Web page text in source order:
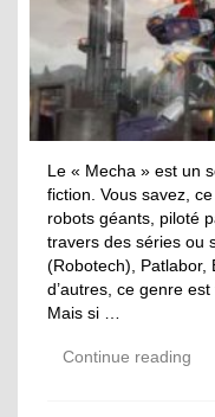
Le « Mecha » est un
fiction. Vous savez,
robots géants, piloté
travers des séries ou
(Robotech), Patlabor,
d’autres, ce genre
Mais si …
Continue reading